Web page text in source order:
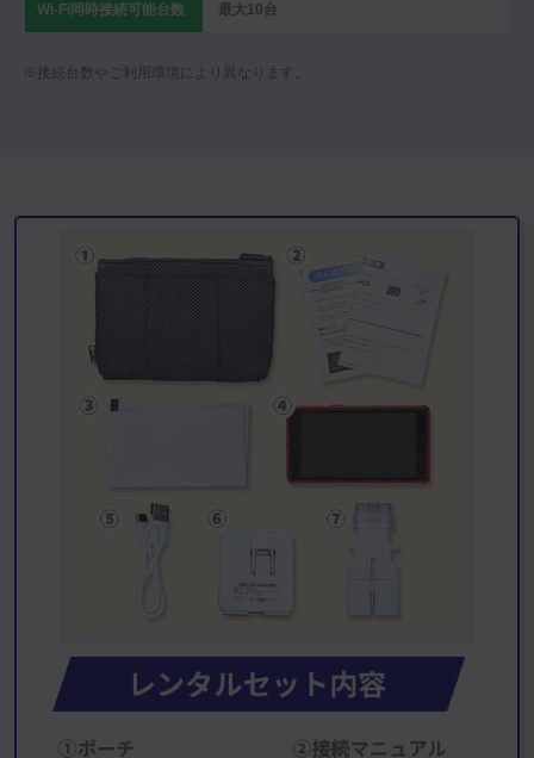
Wi-Fi同時接続可能台数 最大10台
※接続台数やご利用環境により異なります。